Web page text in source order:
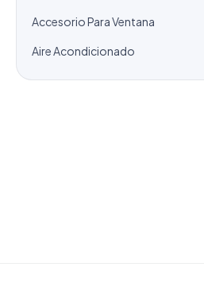
Accesorio Para Ventana
Aire Acondicionado